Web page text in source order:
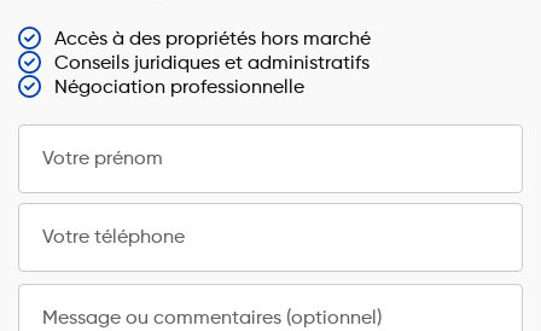
Accès à des propriétés hors marché
Conseils juridiques et administratifs
Négociation professionnelle
Votre prénom
Votre téléphone
Message ou commentaires (optionnel)